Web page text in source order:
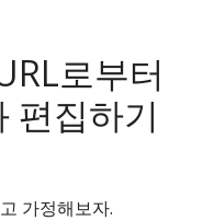
로부터
편집하기
가정해보자.